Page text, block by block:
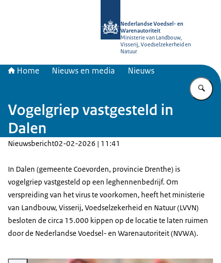
Nederlandse Voedsel- en
Warenautoriteit
Ministerie van Landbouw,
Visserij, Voedselzekerheid en
Natuur
Home Nieuws en media Nieuws
Vogelgriep vastgesteld in
Dalen
Nieuwsbericht02-02-2026 | 11:41
In Dalen (gemeente Coevorden, provincie Drenthe) is
vogelgriep vastgesteld op een leghennenbedrijf. Om
verspreiding van het virus te voorkomen, heeft het ministerie
van Landbouw, Visserij, Voedselzekerheid en Natuur (LVVN)
besloten de circa 15.000 kippen op de locatie te laten ruimen
door de Nederlandse Voedsel- en Warenautoriteit (NVWA).
Vergroot afbeelding Closeup van een bruine kip